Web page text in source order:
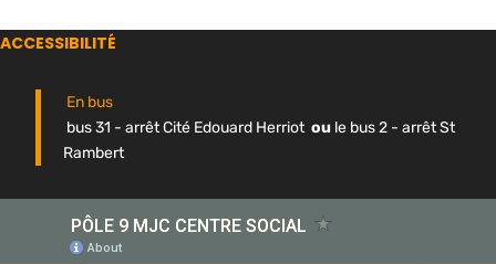
ACCESSIBILITÉ
En bus
bus 31 - arrêt Cité Edouard Herriot ou le bus 2 - arrêt St
Rambert